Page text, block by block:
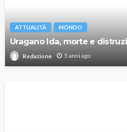
ATTUALITÀ MONDO
Uragano Ida, morte e
Redazione 5 anni ago